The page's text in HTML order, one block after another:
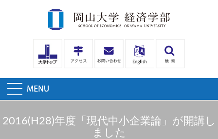
2016(H28)年度「現代中小企業論」が開講し
ました